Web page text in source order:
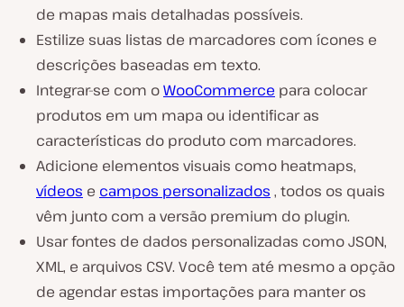
de mapas mais detalhadas possíveis.
Estilize suas listas de marcadores com ícones e
descrições baseadas em texto.
Integrar-se com oWooCommerce para colocar
produtos em um mapa ou identificar as
características do produto com marcadores.
Adicione elementos visuais como heatmaps,
vídeos e campos personalizados , todos os quais
vêm junto com a versão premium do plugin.
Usar fontes de dados personalizadas como JSON,
XML, e arquivos CSV. Você tem até mesmo a opção
de agendar estas importações para manter os